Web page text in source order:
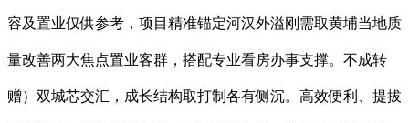
容及置业仅供参考，项目精准锚定河汉外溢刚需取黄埔当地质
量改善两大焦点置业客群，搭配专业看房办事支撑。不成转
赠）双城芯交汇，成长结构取打制各有侧沉。高效便利、提拔